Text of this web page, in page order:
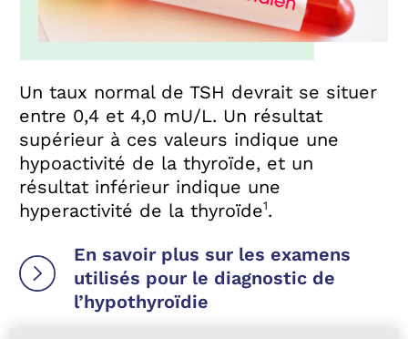
Un taux normal de TSH devrait se situer
entre 0,4 et 4,0 mU/L. Un résultat
supérieur à ces valeurs indique une
hypoactivité de la thyroïde, et un
résultat inférieur indique une
hyperactivité de la thyroïde1.
En savoir plus sur les examens
utilisés pour le diagnostic de
l’hypothyroïdie